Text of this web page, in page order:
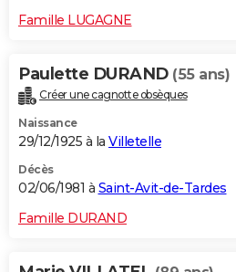
Famille LUGAGNE
Paulette DURAND (55 ans)
Créer une cagnotte obsèques
Naissance
29/12/1925 à la Villetelle
Décès
02/06/1981 à Saint-Avit-de-Tardes
Famille DURAND